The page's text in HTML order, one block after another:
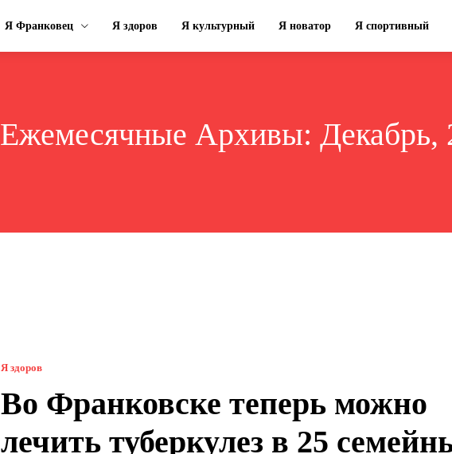
Я Франковец Я здоров Я культурный Я новатор Я спортивный
Ежемесячные Архивы: Декабрь,
Я здоров
Во Франковске теперь можно
лечить туберкулез в 25